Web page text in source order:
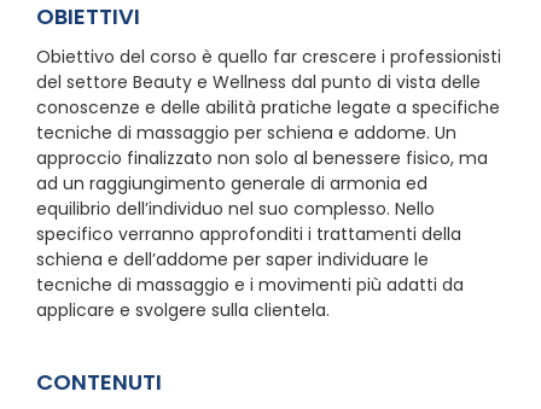
OBIETTIVI
Obiettivo del corso è quello far crescere i professionisti
del settore Beauty e Wellness dal punto di vista delle
conoscenze e delle abilità pratiche legate a specifiche
tecniche di massaggio per schiena e addome. Un
approccio finalizzato non solo al benessere fisico, ma
ad un raggiungimento generale di armonia ed
equilibrio dell’individuo nel suo complesso. Nello
specifico verranno approfonditi i trattamenti della
schiena e dell’addome per saper individuare le
tecniche di massaggio e i movimenti più adatti da
applicare e svolgere sulla clientela.
CONTENUTI